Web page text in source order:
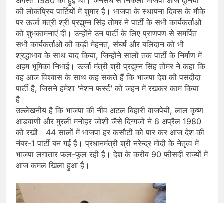
की लोकप्रिय पार्टियों में शुमार है। भाजपा के स्थापना दिवस के मौके
पर ऊर्जा मंत्री श्री प्रद्युम्न सिंह तोमर ने पार्टी के सभी कार्यकर्ताओं
को शुभकामनाएं दीं। उन्होंने उन पार्टी के लिए प्राणपण से समर्पित
सभी कार्यकर्ताओं की कड़ी मेहनत, संघर्ष और बलिदान को भी
श्रद्धाभाव के साथ याद किया, जिन्होंने सालों तक पार्टी के निर्माण में
अहम भूमिका निभाई। ऊर्जा मंत्री श्री प्रद्युम्न सिंह तोमर ने कहा कि
वह आज विश्वास के साथ कह सकते हैं कि भाजपा देश की पसंदीदा
पार्टी है, जिसने हमेशा ‘नेशन फर्स्ट’ को जहन में रखकर काम किया
है।
उल्लेखनीय है कि भाजपा की नींव अटल बिहारी वाजपेयी, लाल कृष्ण
आडवाणी और मुरली मनोहर जोशी जैसे दिग्गजों ने 6 अप्रैल 1980
को रखी। 44 सालों में भाजपा हर कसौटी को पार कर आज देश की
नंबर-1 पार्टी बन गई है। प्रधानमंत्री श्री नरेन्द्र मोदी के नेतृत्व में
भाजपा लगातार फल-फूल रही है। देश के करीब 90 फीसदी राज्यों में
आज कमल खिला हुआ है।